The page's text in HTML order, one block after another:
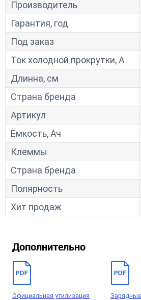
Производитель
Гарантия, год
Под заказ
Ток холодной прокрутки, A
Длинна, см
Страна бренда
Артикул
Ёмкость, Ач
Клеммы
Страна бренда
Полярность
Хит продаж
Дополнительно
Официальная утилизация